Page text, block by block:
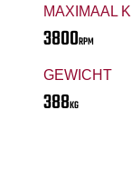
MAXIMAAL
3800RPM
GEWICHT
388KG